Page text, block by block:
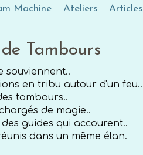
Machine Ateliers Articles
Tambours
souviennent..
en tribu autour d'un feu..
tambours..
de magie..
des guides qui accourent..
dans un même élan.